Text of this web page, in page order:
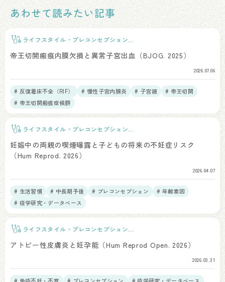
あわせて読みたい記事
ライフスタイル・プレコンセプションケ
帝王切開瘢痕内膜欠損と異常子宮出血（BJOG. 2025）
2026.07.06
# 反復着床不全（RIF） # 慢性子宮内膜炎 # 子宮鏡
# 帝王切開
# 帝王切開瘢痕症候群
ライフスタイル・プレコンセプションケ
妊娠中の両親の喫煙曝露と子どもの将来の不妊症リスク
（Hum Reprod. 2026）
2026.04.07
# 生活習慣 # 中長期予後 # プレコンセプション
# 年齢素因
# 疫学研究・データベース
ライフスタイル・プレコンセプションケ
アトピー性皮膚炎と妊孕能（Hum Reprod Open. 2026）
2026.03.31